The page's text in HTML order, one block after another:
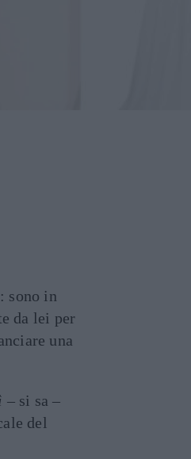
sono in
da lei per
una
– si sa –
del